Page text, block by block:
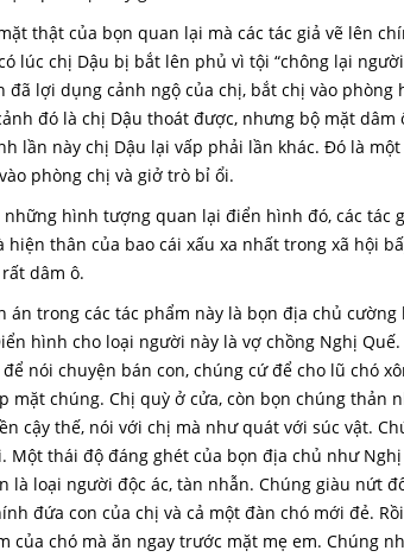
thật của bọn quan lại mà các tác giả vẽ lên
lúc chị Dậu bị bắt lên phủ vì tội “chông lại
đã lợi dụng cảnh ngộ của chị, bắt chị vào
đó là chị Dậu thoát được, nhưng bộ mặt
lần này chị Dậu lại vấp phải lần khác. Đó là
phòng chị và giở trò bỉ ổi.
hình tượng quan lại điển hình đó, các tác
thân của bao cái xấu xa nhất trong xã hội
dâm ô.
án trong các tác phẩm này là bọn địa chủ cường
hình cho loại người này là vợ chồng Nghị
nói chuyện bán con, chúng cứ để cho lũ chó
mặt chúng. Chị quỳ ở cửa, còn bọn chúng thản
cậy thế, nói với chị mà như quát với súc vật.
Một thái độ đáng ghét của bọn địa chủ như
là loại người độc ác, tàn nhẫn. Chúng giàu nứt
đứa con của chị và cả một đàn chó mới đẻ.
của chó mà ăn ngay trước mặt mẹ em. Chúng